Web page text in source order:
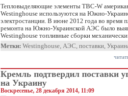
Тепловыделяющие элементы ТВС-W
Westinghouse используются на Южно-
электростанции. В июне 2012 года во время
ремонта на Южно-Украинской АЭС было
Westinghouse топливные сборки
Метки: Westinghouse, АЭС, поставки,
Кремль подтвердил поставки
на Украину
Воскресенье, 28 декабря 2014, 11:09